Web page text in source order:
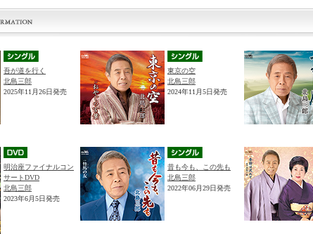
吾が道を行く
北島三郎
2025年11月26日発売
東京の空
北島三郎
2024年11月5日発売
明治座ファイナルコン
サートDVD
北島三郎
2023年6月5日発売
昔も今も、この先も
北島三郎
2022年06月29日発売